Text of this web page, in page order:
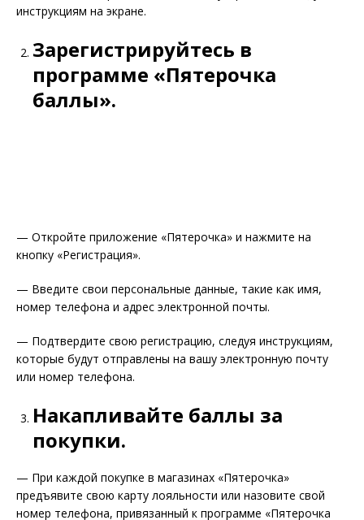
инструкциям на экране.
Зарегистрируйтесь в
программе «Пятерочка
баллы».
— Откройте приложение «Пятерочка» и нажмите на
кнопку «Регистрация».
— Введите свои персональные данные, такие как имя,
номер телефона и адрес электронной почты.
— Подтвердите свою регистрацию, следуя инструкциям,
которые будут отправлены на вашу электронную почту
или номер телефона.
Накапливайте баллы за
покупки.
— При каждой покупке в магазинах «Пятерочка»
предъявите свою карту лояльности или назовите свой
номер телефона, привязанный к программе «Пятерочка